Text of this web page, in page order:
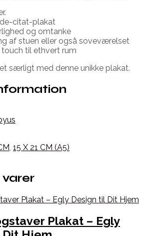
citat-plakat
og omtanke
af stuen eller også soveværelset
touch til ethvert rum
særligt med denne unikke plakat.
, 15 X 21 CM (A5)
Plakat – Egly